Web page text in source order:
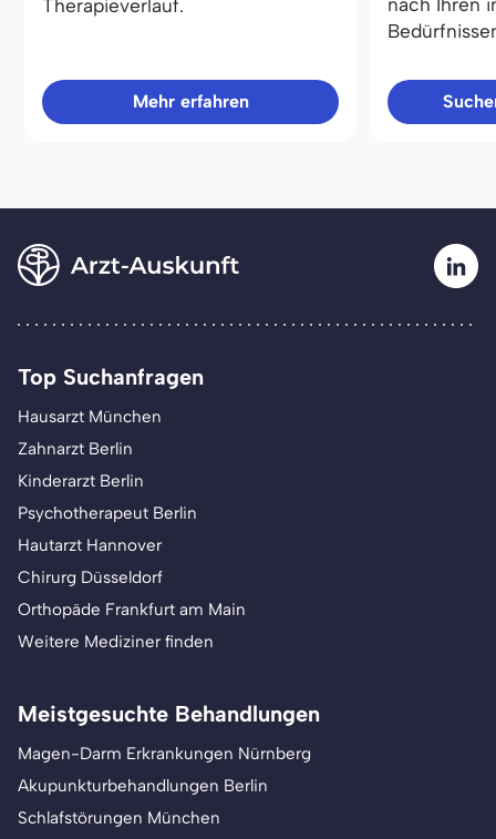
Therapieverlauf.
Mehr erfahren
nach Ihren
Top Suchanfragen
Hausarzt München
Zahnarzt Berlin
Kinderarzt Berlin
Psychotherapeut Berlin
Hautarzt Hannover
Chirurg Düsseldorf
Orthopäde Frankfurt am Main
Weitere Mediziner finden
Meistgesuchte Behandlungen
Magen-Darm Erkrankungen Nürnberg
Akupunkturbehandlungen Berlin
Schlafstörungen München